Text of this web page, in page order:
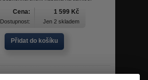
Cena: 1 599 Kč
Dostupnost: Jen 2 skladem
Přidat do košíku